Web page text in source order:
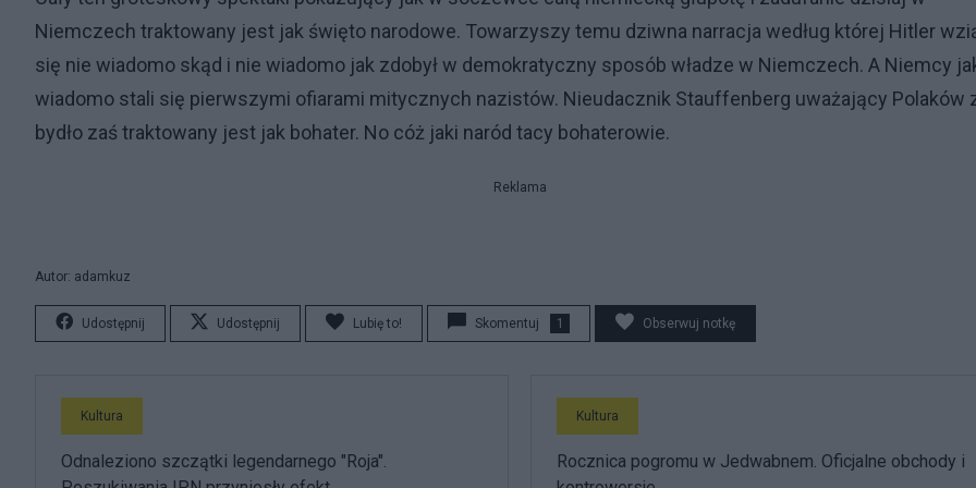
Niemczech traktowany jest jak święto narodowe. Towarzyszy temu dziwna narracja według której Hitler
się nie wiadomo skąd i nie wiadomo jak zdobył w demokratyczny sposób władze w Niemczech. A Niemcy
wiadomo stali się pierwszymi ofiarami mitycznych nazistów. Nieudacznik Stauffenberg uważający Polaków
bydło zaś traktowany jest jak bohater. No cóż jaki naród tacy bohaterowie.
Reklama
Autor: adamkuz
Udostępnij Udostępnij Lubię to! Skomentuj 1 Obserwuj notkę
Kultura
Odnaleziono szczątki legendarnego "Roja".
Kultura
Rocznica pogromu w Jedwabnem. Oficjalne obchody i